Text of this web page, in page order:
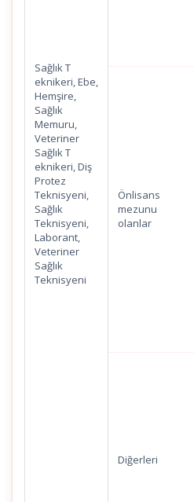
Sağlık T
eknikeri, Ebe,
Hemşire,
Sağlık
Memuru,
Veteriner
Sağlık T
eknikeri, Diş
Protez
Teknisyeni,
Sağlık
Teknisyeni,
Laborant,
Veteriner
Sağlık
Teknisyeni
Önlisans
mezunu
olanlar
Diğerleri